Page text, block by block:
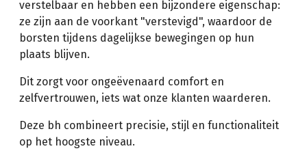
verstelbaar en hebben een bijzondere eigenschap:
ze zijn aan de voorkant "verstevigd", waardoor de
borsten tijdens dagelijkse bewegingen op hun
plaats blijven.
Dit zorgt voor ongeëvenaard comfort en
zelfvertrouwen, iets wat onze klanten waarderen.
Deze bh combineert precisie, stijl en functionaliteit
op het hoogste niveau.